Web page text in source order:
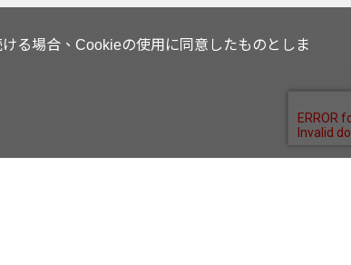
る場合、Cookieの使用に同意したものとしま